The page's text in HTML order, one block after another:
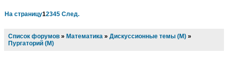
На страницу12345 След.
Список форумов » Математика » Дискуссионные темы (М) »
Пургаторий (М)